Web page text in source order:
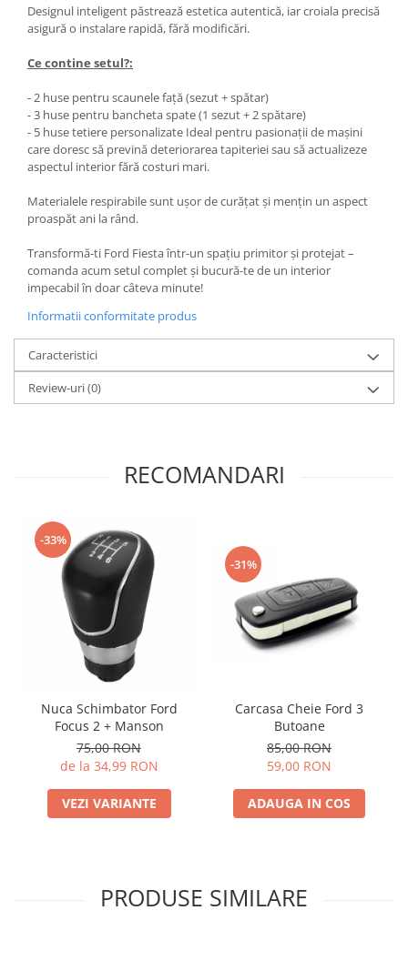
Designul inteligent păstrează estetica autentică, iar croiala precisă
asigură o instalare rapidă, fără modificări.
Ce contine setul?:
- 2 huse pentru scaunele față (sezut + spătar)
- 3 huse pentru bancheta spate (1 sezut + 2 spătare)
- 5 huse tetiere personalizate Ideal pentru pasionații de mașini
care doresc să prevină deteriorarea tapiteriei sau să actualizeze
aspectul interior fără costuri mari.
Materialele respirabile sunt ușor de curățat și mențin un aspect
proaspăt ani la rând.
Transformă-ti Ford Fiesta într-un spațiu primitor și protejat –
comanda acum setul complet și bucură-te de un interior
impecabil în doar câteva minute!
Informatii conformitate produs
Caracteristici
Review-uri(0)
RECOMANDARI
-33%
Nuca Schimbator Ford
Focus 2 + Manson
75,00 RON
de la 34,99 RON
VEZI VARIANTE
-31%
Carcasa Cheie Ford 3
Butoane
85,00 RON
59,00 RON
ADAUGA IN COS
PRODUSE SIMILARE